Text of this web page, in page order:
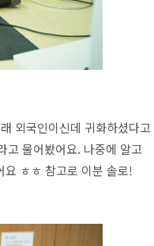
외국인이신데 귀화하셨다고
고 물어봤어요. 나중에 알고
ㅎㅎ 참고로 이분 솔로!